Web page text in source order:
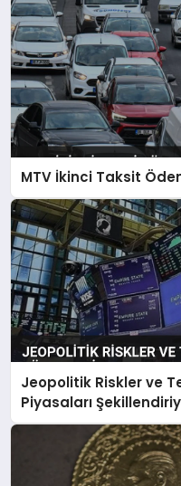
MTV İkinci Taksit
Jeopolitik Riskler ve
Piyasaları